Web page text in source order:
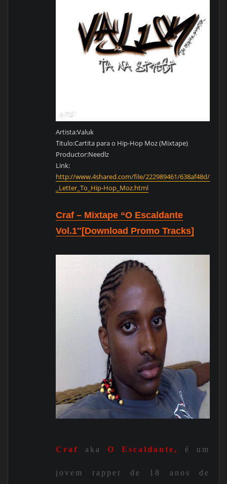
Artista:Valuk
Titulo:Cartita para o Hip-Hop Moz (Mixtape)
Productor:Needlz
Link:
http://www.4shared.com/file/222989461/638af48d/
_Letter_To_Hip-Hop_Moz.html
Craf – Mixtape “O Escaldante
Vol.1″[Download Promo Tracks]
Craf aka O Escaldante, é um
jovem rapper de 18 anos de